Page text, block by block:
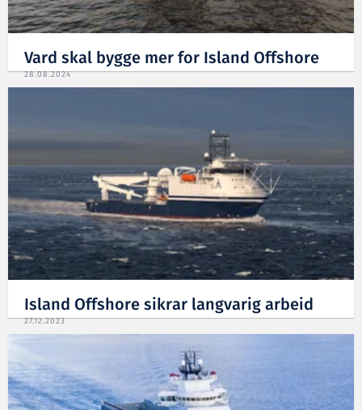
Vard skal bygge mer for Island Offshore
28.08.2024
Island Offshore sikrar langvarig arbeid
27.12.2023